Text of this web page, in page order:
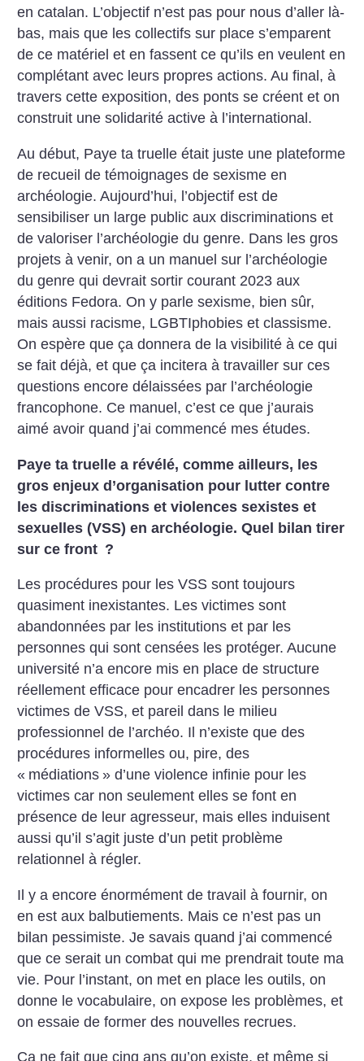
en catalan. L’objectif n’est pas pour nous d’aller là-
bas, mais que les collectifs sur place s’emparent
de ce matériel et en fassent ce qu’ils en veulent en
complétant avec leurs propres actions. Au final, à
travers cette exposition, des ponts se créent et on
construit une solidarité active à l’international.
Au début, Paye ta truelle était juste une plateforme
de recueil de témoignages de sexisme en
archéologie. Aujourd’hui, l’objectif est de
sensibiliser un large public aux discriminations et
de valoriser l’archéologie du genre. Dans les gros
projets à venir, on a un manuel sur l’archéologie
du genre qui devrait sortir courant 2023 aux
éditions Fedora. On y parle sexisme, bien sûr,
mais aussi racisme, LGBTIphobies et classisme.
On espère que ça donnera de la visibilité à ce qui
se fait déjà, et que ça incitera à travailler sur ces
questions encore délaissées par l’archéologie
francophone. Ce manuel, c’est ce que j’aurais
aimé avoir quand j’ai commencé mes études.
Paye ta truelle a révélé, comme ailleurs, les
gros enjeux d’organisation pour lutter contre
les discriminations et violences sexistes et
sexuelles (VSS) en archéologie. Quel bilan tirer
sur ce front ?
Les procédures pour les VSS sont toujours
quasiment inexistantes. Les victimes sont
abandonnées par les institutions et par les
personnes qui sont censées les protéger. Aucune
université n’a encore mis en place de structure
réellement efficace pour encadrer les personnes
victimes de VSS, et pareil dans le milieu
professionnel de l’archéo. Il n’existe que des
procédures informelles ou, pire, des
« médiations » d’une violence infinie pour les
victimes car non seulement elles se font en
présence de leur agresseur, mais elles induisent
aussi qu’il s’agit juste d’un petit problème
relationnel à régler.
Il y a encore énormément de travail à fournir, on
en est aux balbutiements. Mais ce n’est pas un
bilan pessimiste. Je savais quand j’ai commencé
que ce serait un combat qui me prendrait toute ma
vie. Pour l’instant, on met en place les outils, on
donne le vocabulaire, on expose les problèmes, et
on essaie de former des nouvelles recrues.
Ça ne fait que cinq ans qu’on existe, et même si